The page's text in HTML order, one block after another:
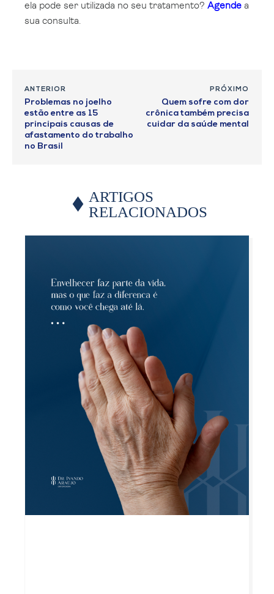
ela pode ser utilizada no seu tratamento? Agende a
sua consulta.
ANTERIOR
Problemas no joelho
estão entre as 15
principais causas de
afastamento do trabalho
no Brasil
PRÓXIMO
Quem sofre com dor
crônica também precisa
cuidar da saúde mental
ARTIGOS
RELACIONADOS